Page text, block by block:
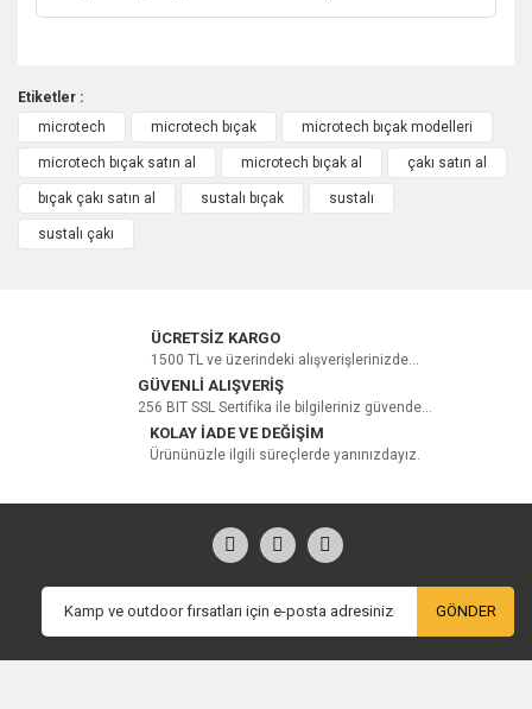
Bu ürüne ilk yorumu siz yapın!
Etiketler :
microtech
microtech bıçak microtech bıçak modelleri
microtech bıçak satın al microtech bıçak al çakı satın al
bıçak çakı satın al sustalı bıçak sustalı
sustalı çakı
ÜCRETSİZ KARGO
1500 TL ve üzerindeki alışverişlerinizde...
GÜVENLİ ALIŞVERİŞ
256 BIT SSL Sertifika ile bilgileriniz güvende...
KOLAY İADE VE DEĞİŞİM
Ürününüzle ilgili süreçlerde yanınızdayız.
GÖNDER